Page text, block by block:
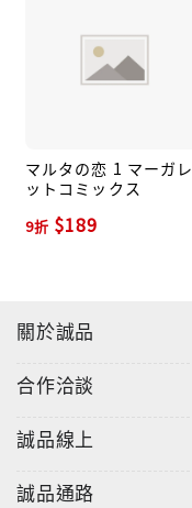
マルタの恋 1 マーガレ
ットコミックス
9折 $189
關於誠品
合作洽談
誠品線上
誠品通路